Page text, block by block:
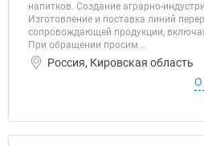
напитков. Создание аграрно-
Изготовление и поставка линий
сопровождающей продукции,
При обращении просим...
Россия, Кировская область
О